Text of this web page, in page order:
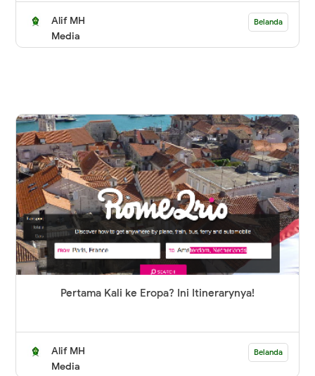
Alif MH
Media
Belanda
Pertama Kali ke Eropa? Ini Itinerarynya!
Alif MH
Media
Belanda